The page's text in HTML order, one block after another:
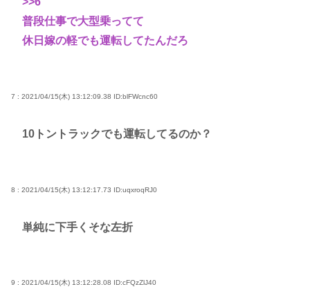
普段仕事で大型乗ってて
休日嫁の軽でも運転してたんだろ
7 : 2021/04/15(木) 13:12:09.38 ID:blFWcnc60
10トントラックでも運転してるのか？
8 : 2021/04/15(木) 13:12:17.73 ID:uqxroqRJ0
単純に下手くそな左折
9 : 2021/04/15(木) 13:12:28.08 ID:cFQzZlJ40